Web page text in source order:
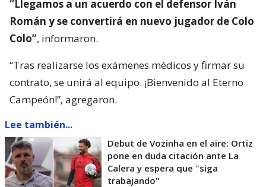
“Llegamos a un acuerdo con el defensor Iván
Román y se convertirá en nuevo jugador de Colo
Colo”, informaron.
“Tras realizarse los exámenes médicos y firmar su
contrato, se unirá al equipo. ¡Bienvenido al Eterno
Campeón!”, agregaron.
Lee también...
Debut de Vozinha en el aire: Ortiz
pone en duda citación ante La
Calera y espera que "siga
trabajando"